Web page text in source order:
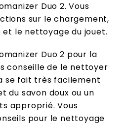
Duo 2. Vous
sur le chargement,
le nettoyage du jouet.
Duo 2 pour la
conseille de le nettoyer
se fait très facilement
du savon doux ou un
approprié. Vous
pour le nettoyage